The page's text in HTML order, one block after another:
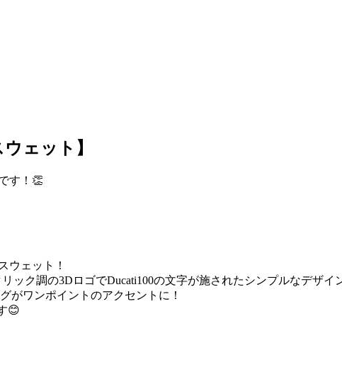
ェット】
す！👏
ウェット！
ック調の3DロゴでDucati100の文字が施されたシンプルなデザイ
がワンポイントのアクセントに！
😊